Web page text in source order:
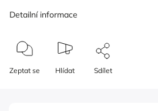
Detailní informace
Zeptat se Hlídat Sdílet